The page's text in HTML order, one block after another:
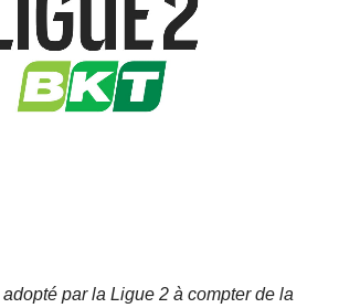
par la Ligue 2 à compter de la